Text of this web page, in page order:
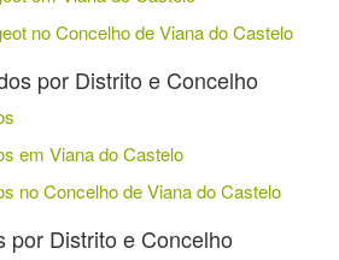
no Concelho de Viana do Castelo
por Distrito e Concelho
em Viana do Castelo
no Concelho de Viana do Castelo
por Distrito e Concelho